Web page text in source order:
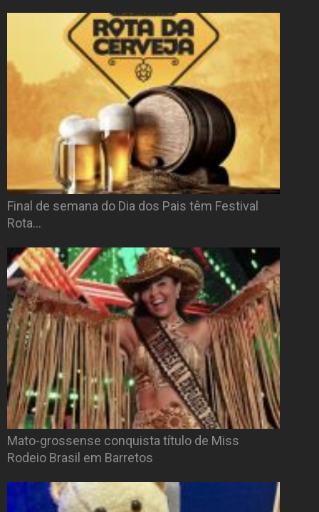
Final de semana do Dia dos Pais têm Festival
Rota…
Mato-grossense conquista título de Miss
Rodeio Brasil em Barretos